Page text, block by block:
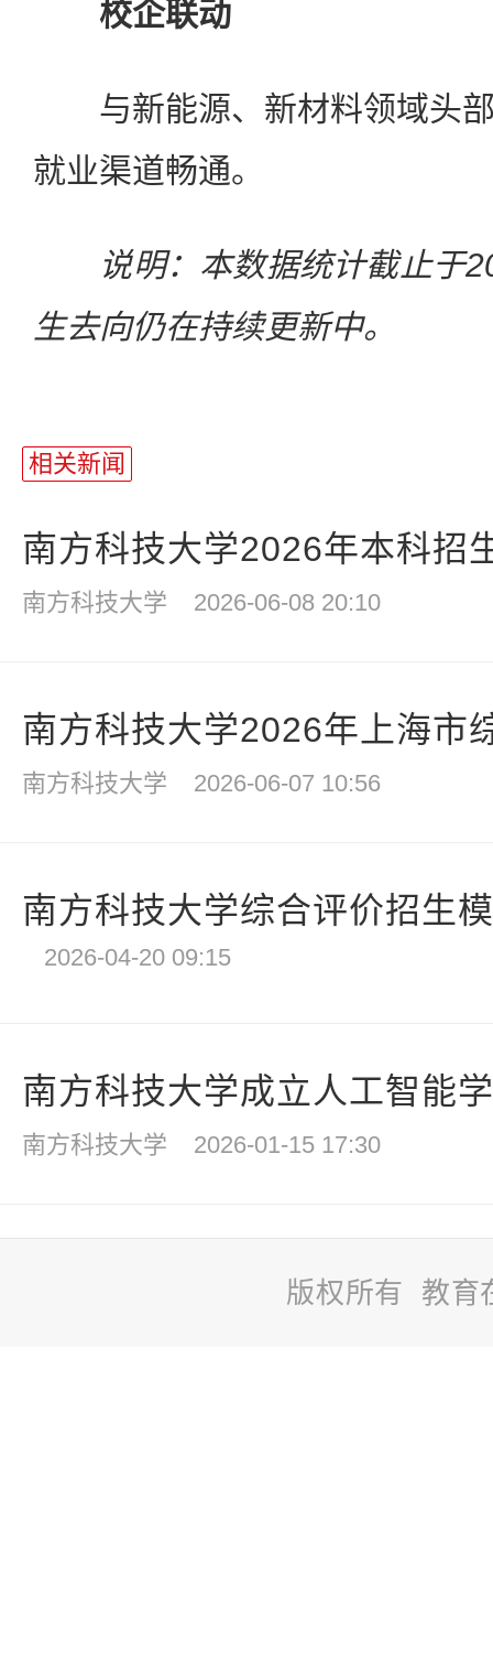
校企联动
与新能源、新材料领域头部
就业渠道畅通。
说明：本数据统计截止于
生去向仍在持续更新中。
相关新闻
南方科技大学2026年本科招
南方科技大学 2026-06-08 20:10
南方科技大学2026年上海市
南方科技大学 2026-06-07 10:56
南方科技大学综合评价招生
2026-04-20 09:15
南方科技大学成立人工智能
南方科技大学 2026-01-15 17:30
版权所有 教育